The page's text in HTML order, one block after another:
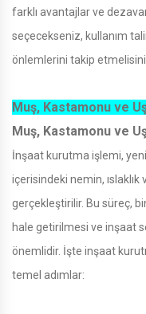
farklı avantajlar ve
seçecekseniz, kullanım
önlemlerini takip
Muş, Kastamonu ve
Muş, Kastamonu ve
İnşaat kurutma işlemi, yeni
içerisindeki nemin, ıslaklık
gerçekleştirilir. Bu süreç,
hale getirilmesi ve inşaat
önemlidir. İşte inşaat
temel adımlar: